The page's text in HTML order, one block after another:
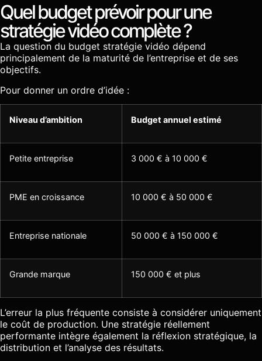
Quel budget prévoir pour une
stratégie vidéo complète ?
La question du budget stratégie vidéo dépend
principalement de la maturité de l’entreprise et de ses
objectifs.
Pour donner un ordre d’idée :
Niveau d’ambition Budget annuel estimé
Petite entreprise 3 000 € à 10 000 €
PME en croissance 10 000 € à 50 000 €
Entreprise nationale 50 000 € à 150 000 €
Grande marque 150 000 € et plus
L’erreur la plus fréquente consiste à considérer uniquement
le coût de production. Une stratégie réellement
performante intègre également la réflexion stratégique, la
distribution et l’analyse des résultats.